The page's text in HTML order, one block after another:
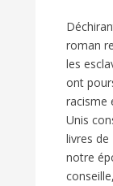
roman
les
ont
racisme
Unis
livres
notre